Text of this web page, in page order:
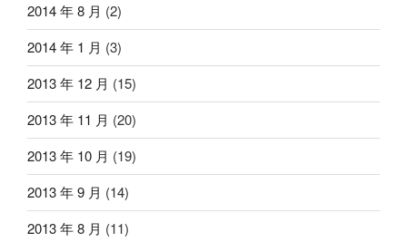
2014 年 8 月 (2)
2014 年 1 月 (3)
2013 年 12 月 (15)
2013 年 11 月 (20)
2013 年 10 月 (19)
2013 年 9 月 (14)
2013 年 8 月 (11)